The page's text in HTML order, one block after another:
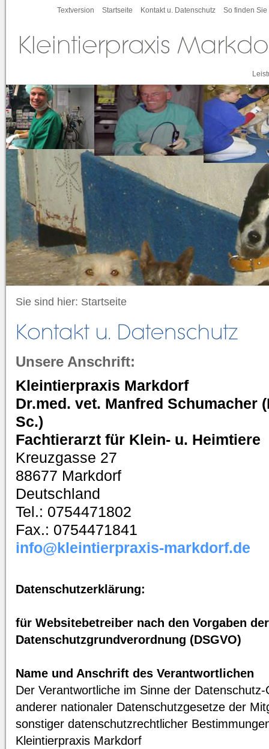
Textversion Startseite Kontakt u. Datenschutz So finden Sie
Sie sind hier: Startseite
Unsere Anschrift:
Kleintierpraxis Markdorf
Dr.med. vet. Manfred Schumacher
Sc.)
Fachtierarzt für Klein- u. Heimtiere
Kreuzgasse 27
88677 Markdorf
Deutschland
Tel.: 0754471802
Fax.: 0754471841
info@kleintierpraxis-markdorf.de
Datenschutzerklärung:
für Websitebetreiber nach den Vorgaben der
Datenschutzgrundverordnung (DSGVO)
Name und Anschrift des Verantwortlichen
Der Verantwortliche im Sinne der
anderer nationaler Datenschutzgesetze der
sonstiger datenschutzrechtlicher
Kleintierpraxis Markdorf